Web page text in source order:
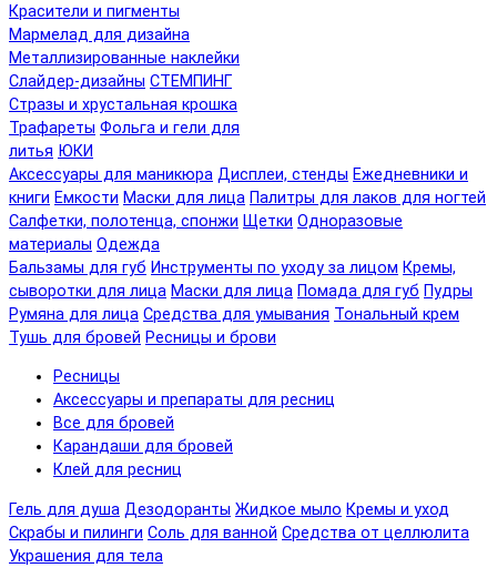
Красители и пигменты
Мармелад для дизайна
Металлизированные наклейки
Слайдер-дизайны СТЕМПИНГ
Стразы и хрустальная крошка
Трафареты Фольга и гели для
литья ЮКИ
Аксессуары для маникюра Дисплеи, стенды Ежедневники и
книги Емкости Маски для лица Палитры для лаков для ногтей
Салфетки, полотенца, спонжи Щетки Одноразовые
материалы Одежда
Бальзамы для губ Инструменты по уходу за лицом Кремы,
сыворотки для лица Маски для лица Помада для губ Пудры
Румяна для лица Средства для умывания Тональный крем
Тушь для бровей Ресницы и брови
Ресницы
Аксессуары и препараты для ресниц
Все для бровей
Карандаши для бровей
Клей для ресниц
Гель для душа Дезодоранты Жидкое мыло Кремы и уход
Скрабы и пилинги Соль для ванной Средства от целлюлита
Украшения для тела